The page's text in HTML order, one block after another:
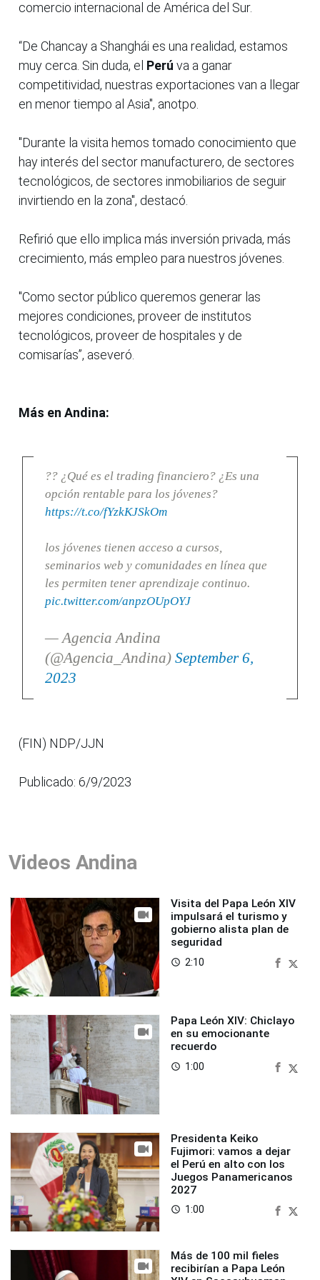
comercio internacional de América del Sur.
“De Chancay a Shanghái es una realidad, estamos
muy cerca. Sin duda, el Perú va a ganar
competitividad, nuestras exportaciones van a llegar
en menor tiempo al Asia", anotpo.
"Durante la visita hemos tomado conocimiento que
hay interés del sector manufacturero, de sectores
tecnológicos, de sectores inmobiliarios de seguir
invirtiendo en la zona", destacó.
Refirió que ello implica más inversión privada, más
crecimiento, más empleo para nuestros jóvenes.
"Como sector público queremos generar las
mejores condiciones, proveer de institutos
tecnológicos, proveer de hospitales y de
comisarías”, aseveró.
Más en Andina:
?? ¿Qué es el trading financiero? ¿Es una
opción rentable para los jóvenes?
https://t.co/fYzkKJSkOm
los jóvenes tienen acceso a cursos,
seminarios web y comunidades en línea que
les permiten tener aprendizaje continuo.
pic.twitter.com/anpzOUpOYJ
— Agencia Andina
(@Agencia_Andina) September 6,
2023
(FIN) NDP/JJN
Publicado: 6/9/2023
Videos Andina
Visita del Papa León XIV
impulsará el turismo y
gobierno alista plan de
seguridad
access_time 2:10
Papa León XIV: Chiclayo
en su emocionante
recuerdo
access_time 1:00
Presidenta Keiko
Fujimori: vamos a dejar
el Perú en alto con los
Juegos Panamericanos
2027
access_time 1:00
Más de 100 mil fieles
recibirían a Papa León